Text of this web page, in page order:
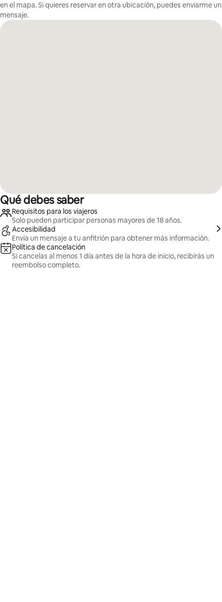
en el mapa. Si quieres reservar en otra ubicación, puedes enviarme un
mensaje.
Qué debes saber
Requisitos para los viajeros
Solo pueden participar personas mayores de 18 años.
Accesibilidad
Envía un mensaje a tu anfitrión para obtener más información.
Política de cancelación
Si cancelas al menos 1 día antes de la hora de inicio, recibirás un
reembolso completo.